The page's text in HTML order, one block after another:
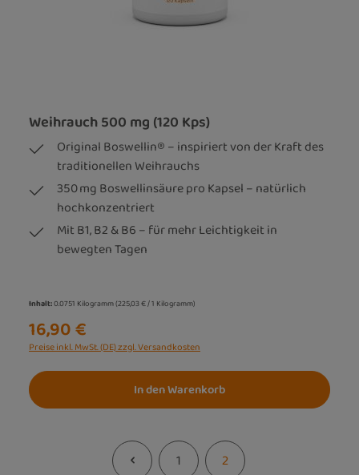
Weihrauch 500 mg (120 Kps)
Original Boswellin® – inspiriert von der Kraft des
traditionellen Weihrauchs
350 mg Boswellinsäure pro Kapsel – natürlich
hochkonzentriert
Mit B1, B2 & B6 – für mehr Leichtigkeit in
bewegten Tagen
Inhalt:0.0751 Kilogramm(225,03 € / 1 Kilogramm)
16,90 €
Preise inkl. MwSt. (DE) zzgl. Versandkosten
In den Warenkorb
Seite
1 Seite
2